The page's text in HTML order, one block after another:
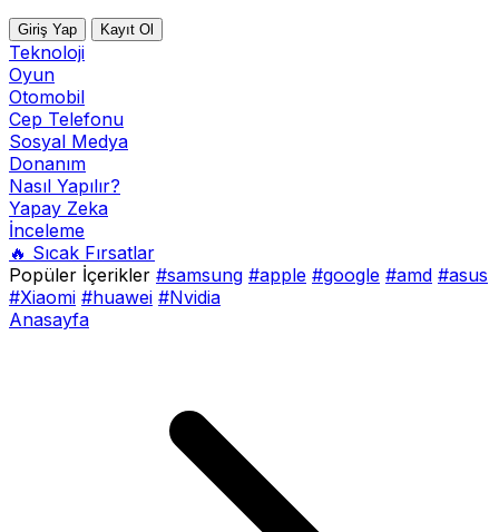
Giriş Yap Kayıt Ol
Teknoloji
Oyun
Otomobil
Cep Telefonu
Sosyal Medya
Donanım
Nasıl Yapılır?
Yapay Zeka
İnceleme
🔥 Sıcak Fırsatlar
Popüler İçerikler #samsung #apple #google #amd #asus
#Xiaomi #huawei #Nvidia
Anasayfa